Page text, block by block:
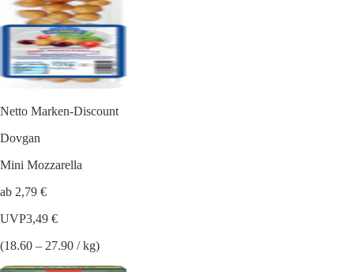
Netto Marken-Discount
Dovgan
Mini Mozzarella
ab 2,79 €
UVP3,49 €
(18.60 – 27.90 / kg)